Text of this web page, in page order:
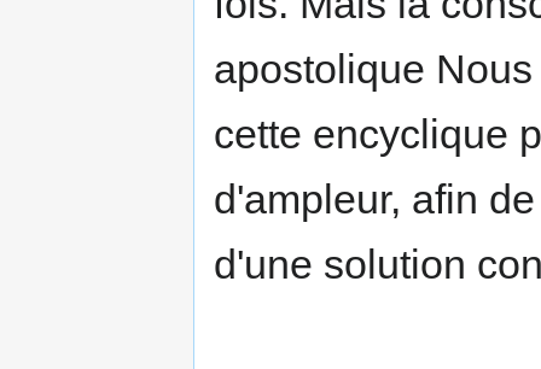
apostolique
cette encyclique
d'ampleur, afin
d'une solution